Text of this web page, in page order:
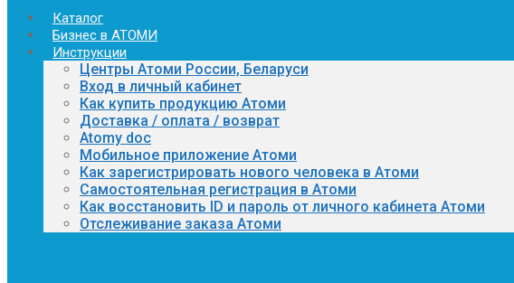
Каталог
Бизнес в АТОМИ
Инструкции
Центры Атоми России, Беларуси
Вход в личный кабинет
Как купить продукцию Атоми
Доставка / оплата / возврат
Atomy doc
Мобильное приложение Атоми
Как зарегистрировать нового человека в Атоми
Самостоятельная регистрация в Атоми
Как восстановить ID и пароль от личного кабинета Атоми
Отслеживание заказа Атоми